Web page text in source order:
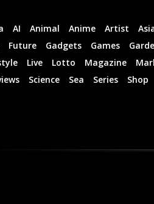
AI Animal Anime Artist
Future Gadgets Games
Live Lotto Magazine
Science Sea Series Shop